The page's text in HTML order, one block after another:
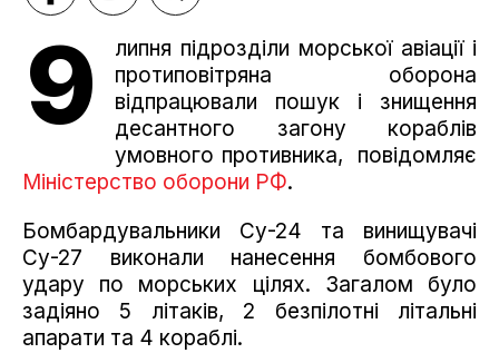
9
липня підрозділи морської авіації і
протиповітряна оборона
відпрацювали пошук і знищення
десантного загону кораблів
умовного противника, повідомляє
Міністерство оборони РФ.
Бомбардувальники Су-24 та винищувачі
Су-27 виконали нанесення бомбового
удару по морських цілях. Загалом було
задіяно 5 літаків, 2 безпілотні літальні
апарати та 4 кораблі.